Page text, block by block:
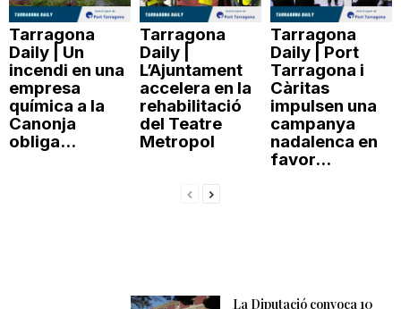
Tarragona
Daily | Un
incendi en una
empresa
química a la
Canonja
obliga...
Tarragona
Daily |
L’Ajuntament
accelera en la
rehabilitació
del Teatre
Metropol
Tarragona
Daily | Port
Tarragona i
Càritas
impulsen una
campanya
nadalenca en
favor...